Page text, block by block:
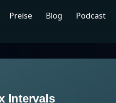
Preise Blog Podcast